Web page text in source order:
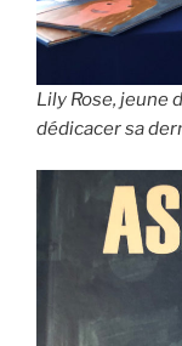
Lily Rose, jeune
dédicacer sa